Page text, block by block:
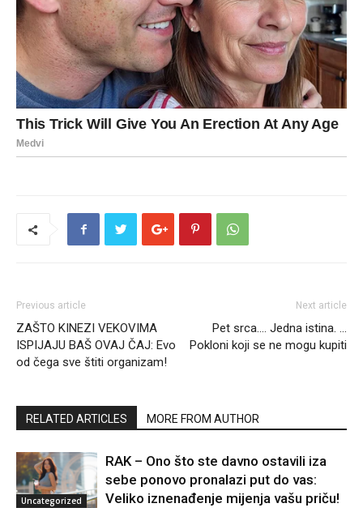
Previous article
ZAŠTO KINEZI VEKOVIMA
ISPIJAJU BAŠ OVAJ ČAJ: Evo
od čega sve štiti organizam!
Next article
Pet srca…. Jedna istina. …
Pokloni koji se ne mogu kupiti
RELATED ARTICLES MORE FROM AUTHOR
Uncategorized
RAK – Ono što ste davno ostavili iza
sebe ponovo pronalazi put do vas:
Veliko iznenađenje mijenja vašu priču!